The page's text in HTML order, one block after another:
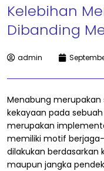
Kelebihan
Dibanding
admin
Menabung
kekayaan pada
merupakan
memiliki motif
dilakukan berdasarkan
maupun jangka